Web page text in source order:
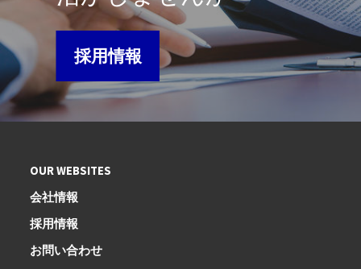
採用情報
OUR WEBSITES
会社情報
採用情報
お問い合わせ